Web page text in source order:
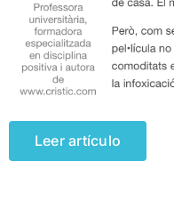
Leer artículo